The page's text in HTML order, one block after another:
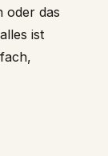
oder das
ist